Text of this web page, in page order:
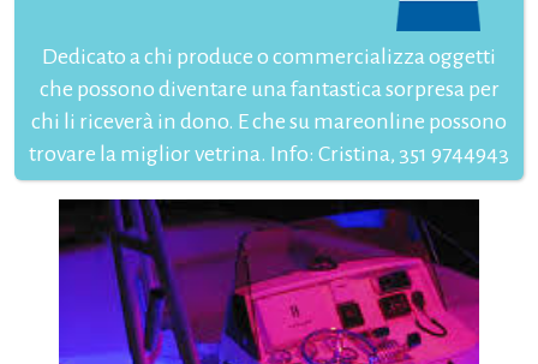
Dedicato a chi produce o commercializza oggetti
che possono diventare una fantastica sorpresa per
chi li riceverà in dono. E che su mareonline possono
trovare la miglior vetrina. Info: Cristina, 351 9744943